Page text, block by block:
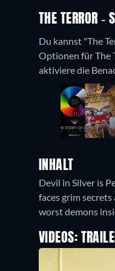
THE TERROR
Du kannst "The
Optionen für The
aktiviere die
INHALT
Devil in Silver is
faces grim
worst demons
VIDEOS: